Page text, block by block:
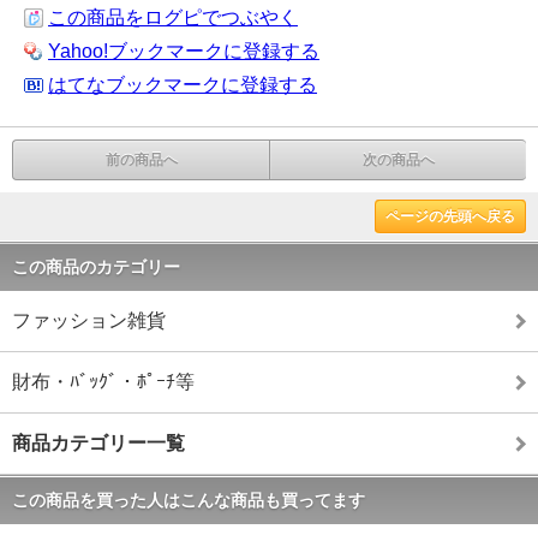
この商品をログピでつぶやく
Yahoo!ブックマークに登録する
はてなブックマークに登録する
前の商品へ 次の商品へ
ページの先頭へ戻る
この商品のカテゴリー
ファッション雑貨
財布・ﾊﾞｯｸﾞ・ﾎﾟｰﾁ等
商品カテゴリー一覧
この商品を買った人はこんな商品も買ってます